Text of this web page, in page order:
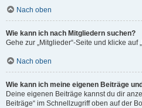
Nach oben
Wie kann ich nach Mitgliedern suchen?
Gehe zur „Mitglieder“-Seite und klicke auf
Nach oben
Wie kann ich meine eigenen Beiträge
Deine eigenen Beiträge kannst du dir
Beiträge“ im Schnellzugriff oben auf der